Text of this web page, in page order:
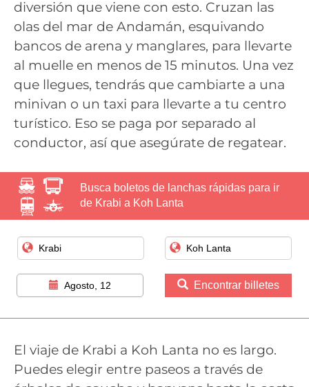
diversión que viene con esto. Cruzan las
olas del mar de Andamán, esquivando
bancos de arena y manglares, para llevarte
al muelle en menos de 15 minutos. Una vez
que llegues, tendrás que cambiarte a una
minivan o un taxi para llevarte a tu centro
turístico. Eso se paga por separado al
conductor, así que asegúrate de regatear.
Busca boletos de lanchas rápidas para ir
de Krabi a Koh Lanta
Agosto, 12 Encontrar billetes
El viaje de Krabi a Koh Lanta no es largo.
Puedes elegir entre paseos a través de